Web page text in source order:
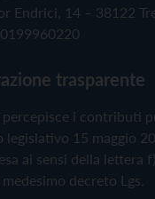
Endrici, 14 – 38122
trasparente
percepisce i contributi
legislativo 15 maggio
ai sensi della lettera
decreto Lgs.